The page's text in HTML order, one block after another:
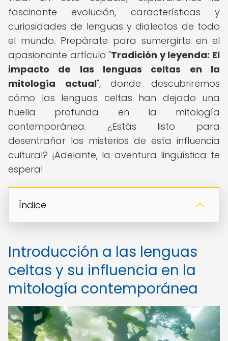
fascinante evolución, características y
curiosidades de lenguas y dialectos de todo
el mundo. Prepárate para sumergirte en el
apasionante artículo "Tradición y leyenda: El
impacto de las lenguas celtas en la
mitología actual", donde descubriremos
cómo las lenguas celtas han dejado una
huella profunda en la mitología
contemporánea. ¿Estás listo para
desentrañar los misterios de esta influencia
cultural? ¡Adelante, la aventura lingüística te
espera!
Índice
Introducción a las lenguas
celtas y su influencia en la
mitología contemporánea